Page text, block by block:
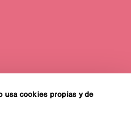
usa cookies propias y de